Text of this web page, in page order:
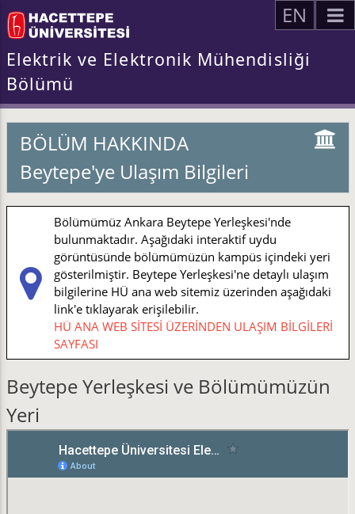
EN
Elektrik ve Elektronik Mühendisliği
Bölümü
BÖLÜM HAKKINDA
Beytepe'ye Ulaşım Bilgileri
Bölümümüz Ankara Beytepe Yerleşkesi'nde
bulunmaktadır. Aşağıdaki interaktif uydu
görüntüsünde bölümümüzün kampüs içindeki yeri
gösterilmiştir. Beytepe Yerleşkesi'ne detaylı ulaşım
bilgilerine HÜ ana web sitemiz üzerinden aşağıdaki
link'e tıklayarak erişilebilir.
HÜ ANA WEB SİTESİ ÜZERİNDEN ULAŞIM BİLGİLERİ
SAYFASI
Beytepe Yerleşkesi ve Bölümümüzün
Yeri